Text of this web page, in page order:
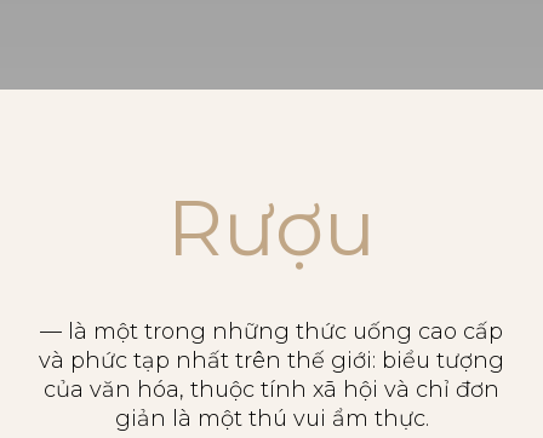
Rượu
— là một trong những thức uống cao cấp
và phức tạp nhất trên thế giới: biểu tượng
của văn hóa, thuộc tính xã hội và chỉ đơn
giản là một thú vui ẩm thực.